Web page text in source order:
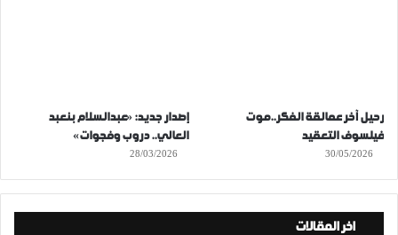
رحيل آخر عمالقة الفكر..موت
فيلسوف التعقيد
30/05/2026
إصدار جديد: «عبدالسلام بنعبد
العالي.. دروب وفجوات»
28/03/2026
اخر المقالات